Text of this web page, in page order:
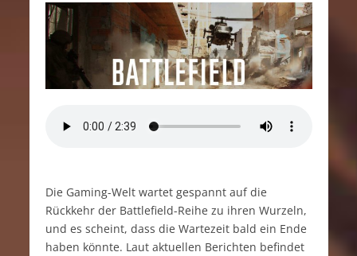
Die Gaming-Welt wartet gespannt auf die
Rückkehr der Battlefield-Reihe zu ihren Wurzeln,
und es scheint, dass die Wartezeit bald ein Ende
haben könnte. Laut aktuellen Berichten befindet